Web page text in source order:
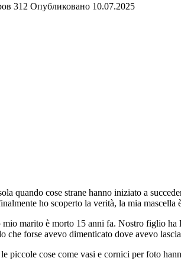
312 Опубликовано 10.07.2025
quando cose strane hanno iniziato a
ho scoperto la verità, la mia
marito è morto 15 anni fa. Nostro figlio ha
che forse avevo dimenticato dove avevo
piccole cose come vasi e cornici per foto